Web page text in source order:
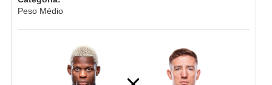
Peso Médio